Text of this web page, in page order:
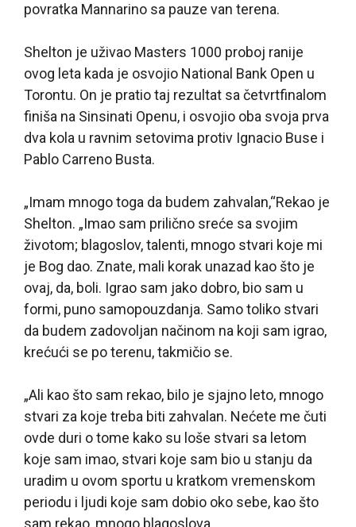
povratka Mannarino sa pauze van terena.
Shelton je uživao Masters 1000 proboj ranije
ovog leta kada je osvojio National Bank Open u
Torontu. On je pratio taj rezultat sa četvrtfinalom
finiša na Sinsinati Openu, i osvojio oba svoja prva
dva kola u ravnim setovima protiv Ignacio Buse i
Pablo Carreno Busta.
„Imam mnogo toga da budem zahvalan,“Rekao je
Shelton. „Imao sam prilično sreće sa svojim
životom; blagoslov, talenti, mnogo stvari koje mi
je Bog dao. Znate, mali korak unazad kao što je
ovaj, da, boli. Igrao sam jako dobro, bio sam u
formi, puno samopouzdanja. Samo toliko stvari
da budem zadovoljan načinom na koji sam igrao,
krećući se po terenu, takmičio se.
„Ali kao što sam rekao, bilo je sjajno leto, mnogo
stvari za koje treba biti zahvalan. Nećete me čuti
ovde duri o tome kako su loše stvari sa letom
koje sam imao, stvari koje sam bio u stanju da
uradim u ovom sportu u kratkom vremenskom
periodu i ljudi koje sam dobio oko sebe, kao što
sam rekao, mnogo blagoslova. „